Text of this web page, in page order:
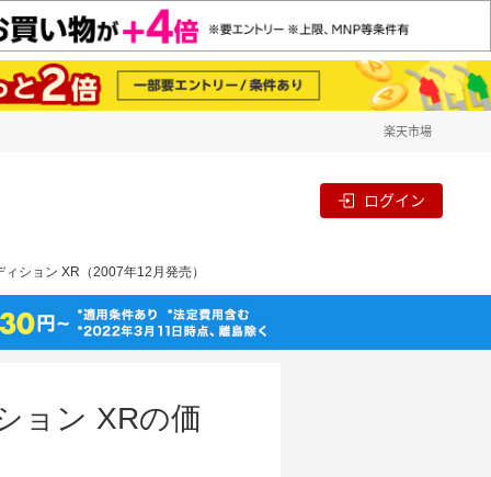
楽天市場
ログイン
ション XR（2007年12月発売）
ョン XRの価